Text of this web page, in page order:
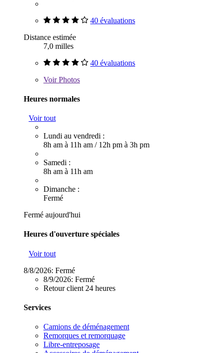
40 évaluations
Distance estimée
7,0 milles
40 évaluations
VoirPhotos
Heures normales
Voir tout
Lundi au vendredi :
8h am à 11h am / 12h pm à 3h pm
Samedi :
8h am à 11h am
Dimanche :
Fermé
Fermé aujourd'hui
Heures d'ouverture spéciales
Voir tout
8/8/2026: Fermé
8/9/2026: Fermé
Retour client 24 heures
Services
Camions de déménagement
Remorques et remorquage
Libre-entreposage